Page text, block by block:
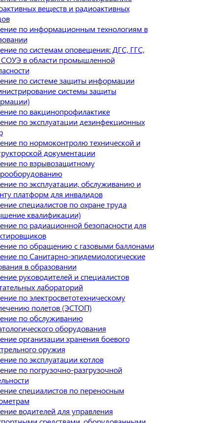
веществ и радиоактивных
по информационным технологиям в
по системам оповещения: ДГС, ГГС,
в области промышленной
по системе защиты информации
системы защиты
по вакцинопрофилактике
по эксплуатации дезинфекционных
по нормоконтролю технической и
документации
по взрывозащитному
по эксплуатации, обслуживанию и
платформ для инвалидов
специалистов по охране труда
квалификации)
по радиационной безопасности для
по обращению с газовыми баллонами
по Санитарно-эпидемиологические
в образовании
руководителей и специалистов
лабораторий
по электросветотехническому
полетов (ЭСТОП)
по обслуживанию
оборудования
организации хранения боевого
оружия
по эксплуатации котлов
по погрузочно-разгрузочной
специалистов по переносным
водителей для управления